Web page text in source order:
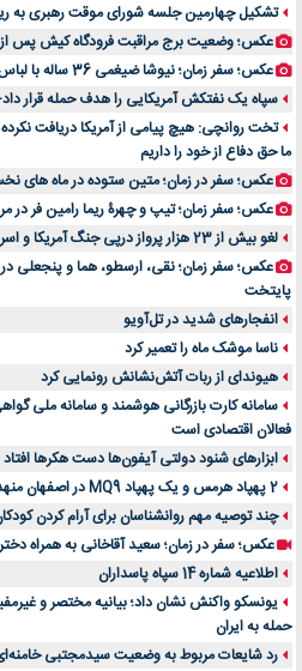
راهنمای جامع بهترین کفش ورزشی برای دویدن و
تشکیل چهارمین جلسه شورای موقت رهبری به
عکس؛ وضعیت برج مراقبت فرودگاه کیش پس از
عکس؛ سفر زمان؛ نیوشا ضیغمی 36 ساله با لباس عروس در پشت‌صحنه ما خیلی باحالیم
سپاه یک نفتکش آمریکایی را هدف حمله قرار
تخت روانچی: هیچ پیامی از آمریکا دریافت
ما حق دفاع از خود را داریم
عکس؛ سفر در زمان؛ متین ستوده در ماه های
عکس؛ سفر زمان؛ تیپ و چهرۀ ریما رامین فر در
لغو بیش از 23 هزار پرواز درپی جنگ آمریکا و اسرائیل علیه ایران
عکس؛ سفر زمان؛ نقی، ارسطو، هما و پنجعلی
پایتخت
انفجارهای شدید در تل‌آویو
ناسا موشک ماه را تعمیر کرد
هیوندای از ربات آتش‌نشانش رونمایی کرد
سامانه کارت بازرگانی هوشمند و سامانه ملی
فعالان اقتصادی است
ابزارهای شنود دولتی آیفون‌ها دست هکرها افتاد
2 پهپاد هرمس و یک پهپاد MQ9 در اصفهان منهدم شد
چند توصیه مهم روانشناسان برای آرام کردن
عکس؛ سفر در زمان؛ سعید آقاخانی به همراه
اطلاعیه شماره 14 سپاه پاسداران
یونسکو واکنش نشان داد؛ بیانیه مختصر و
حمله به ایران
رد شایعات مربوط به وضعیت سیدمجتبی